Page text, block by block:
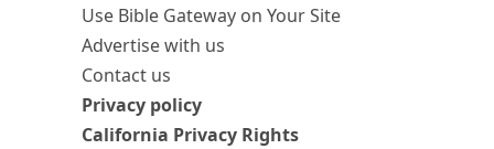
Use Bible Gateway on Your Site
Advertise with us
Contact us
Privacy policy
California Privacy Rights